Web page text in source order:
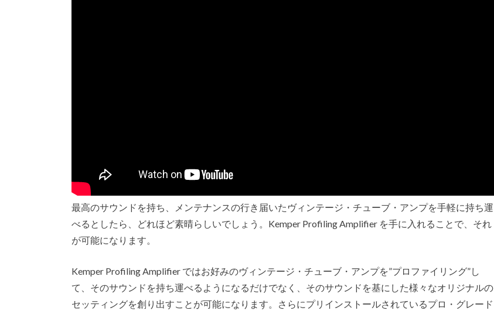
最高のサウンドを持ち、メンテナンスの行き届いたヴィンテージ・チューブ・アンプを手軽に持ち運
べるとしたら、どれほど素晴らしいでしょう。Kemper Profiling Amplifier を手に入れることで、それ
が可能になります。
Kemper Profiling Amplifier ではお好みのヴィンテージ・チューブ・アンプを”プロファイリング”し
て、そのサウンドを持ち運べるようになるだけでなく、そのサウンドを基にした様々なオリジナルの
セッティングを創り出すことが可能になります。さらにプリインストールされているプロ・グレード